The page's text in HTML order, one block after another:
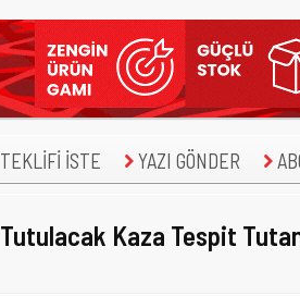
İSTE YAZI GÖNDER
Kaza Tespit